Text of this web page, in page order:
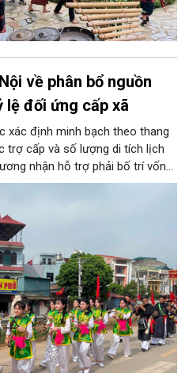
về phân bổ nguồn
lệ đối ứng cấp xã
xác định minh bạch theo thang
trợ cấp và số lượng di tích lịch
nhận hỗ trợ phải bố trí vốn
tùy điều kiện ngân sách thực